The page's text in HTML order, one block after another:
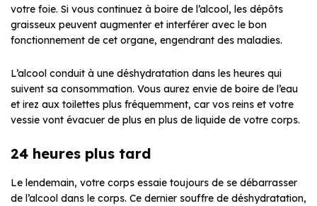
votre foie. Si vous continuez à boire de l’alcool, les dépôts
graisseux peuvent augmenter et interférer avec le bon
fonctionnement de cet organe, engendrant des maladies.
L’alcool conduit à une déshydratation dans les heures qui
suivent sa consommation. Vous aurez envie de boire de l’eau
et irez aux toilettes plus fréquemment, car vos reins et votre
vessie vont évacuer de plus en plus de liquide de votre corps.
24 heures plus tard
Le lendemain, votre corps essaie toujours de se débarrasser
de l’alcool dans le corps. Ce dernier souffre de déshydratation,